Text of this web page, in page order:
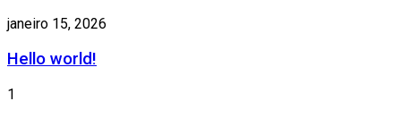
janeiro 15, 2026
Hello world!
1